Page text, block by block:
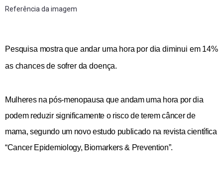
Referência da imagem
Pesquisa mostra que andar uma hora por dia diminui em 14%
as chances de sofrer da doença.
Mulheres na pós-menopausa que andam uma hora por dia
podem reduzir significamente o risco de terem câncer de
mama, segundo um novo estudo publicado na revista científica
“Cancer Epidemiology, Biomarkers & Prevention”.